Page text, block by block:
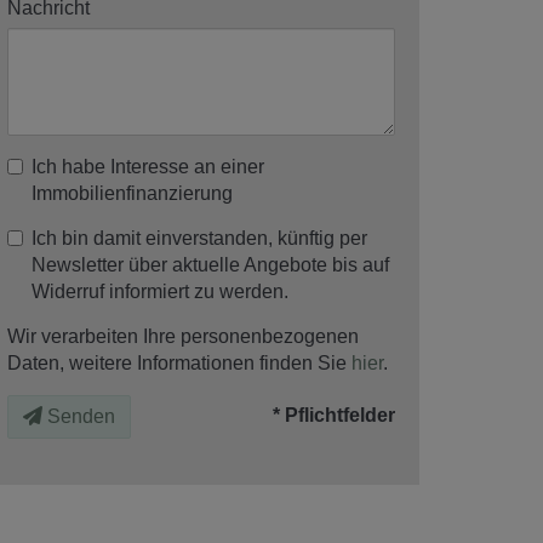
Nachricht
Ich habe Interesse an einer
Immobilienfinanzierung
Ich bin damit einverstanden, künftig per
Newsletter über aktuelle Angebote bis auf
Widerruf informiert zu werden.
Wir verarbeiten Ihre personenbezogenen
Daten, weitere Informationen finden Sie hier.
Senden * Pflichtfelder